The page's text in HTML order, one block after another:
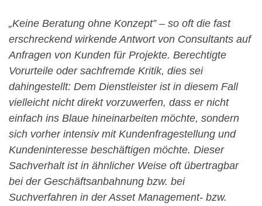
„Keine Beratung ohne Konzept” – so oft die fast
erschreckend wirkende Antwort von Consultants auf
Anfragen von Kunden für Projekte. Berechtigte
Vorurteile oder sachfremde Kritik, dies sei
dahingestellt: Dem Dienstleister ist in diesem Fall
vielleicht nicht direkt vorzuwerfen, dass er nicht
einfach ins Blaue hineinarbeiten möchte, sondern
sich vorher intensiv mit Kundenfragestellung und
Kundeninteresse beschäftigen möchte. Dieser
Sachverhalt ist in ähnlicher Weise oft übertragbar
bei der Geschäftsanbahnung bzw. bei
Suchverfahren in der Asset Management- bzw.